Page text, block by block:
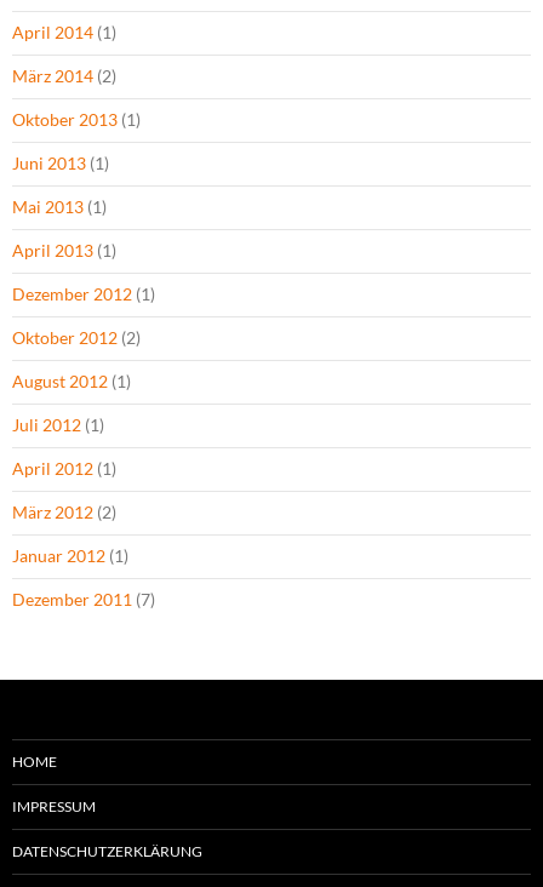
April 2014 (1)
März 2014 (2)
Oktober 2013 (1)
Juni 2013 (1)
Mai 2013 (1)
April 2013 (1)
Dezember 2012 (1)
Oktober 2012 (2)
August 2012 (1)
Juli 2012 (1)
April 2012 (1)
März 2012 (2)
Januar 2012 (1)
Dezember 2011 (7)
HOME
IMPRESSUM
DATENSCHUTZERKLÄRUNG